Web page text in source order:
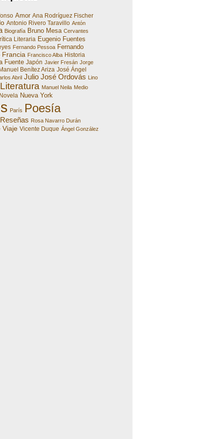
Amor Ana Rodríguez Fischer
Antonio Rivero Taravillo Antón
Biografía Bruno Mesa Cervantes
Literaria Eugenio Fuentes
Fernando Pessoa Fernando
Francia Francisco Alba Historia
Fuente Japón Javier Fresán Jorge
Benítez Ariza José Ángel
Abril Julio José Ordovás Lino
Literatura Manuel Neila Medio
Novela Nueva York
París Poesía
Reseñas Rosa Navarro Durán
Viaje Vicente Duque Ángel González